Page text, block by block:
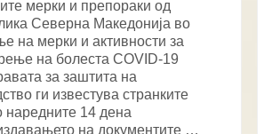
мерки и препораки од
Северна Македонија во
на мерки и активности за
на болеста COVID-19
за заштита на
ги известува странките
наредните 14 дена
на документите …